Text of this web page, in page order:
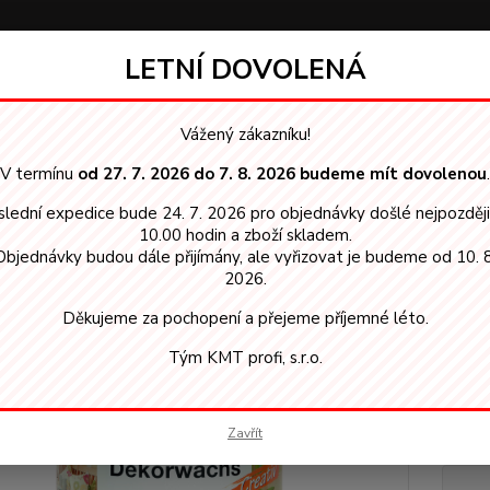
OSMO vosky, oleje Interiér 3118 Osmo dekorační vosk Šedý granit
Osmo dekorační vosk Šedý
vůči
LETNÍ DOVOLENÁ
Vážený zákazníku!
V termínu od 27. 7. 2026 do 7. 8. 2026 budeme mít dovolenou.
expedice bude 24. 7. 2026 pro objednávky došlé
10.00 hodin a zboží skladem.
budou dále přijímány, ale vyřizovat je budeme od 10.
2026.
Děkujeme za pochopení a přejeme příjemné léto.
Tým KMT profi, s.r.o.
Zavřít